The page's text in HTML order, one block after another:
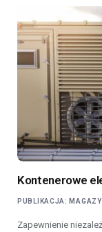
Kontenerowe
PUBLIKACJA:
Zapewnienie